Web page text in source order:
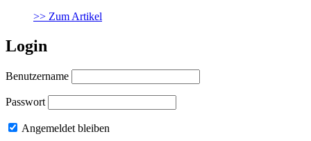
>> Zum Artikel
Login
Benutzername
Passwort
Angemeldet bleiben